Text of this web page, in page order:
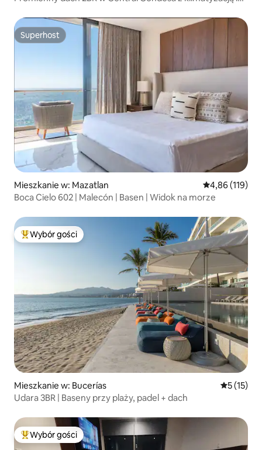
Superhost
Superhost
Mieszkanie w: Mazatlan Średnia
4,86 (119)
Boca Cielo 602 | Malecón | Basen | Widok na morze
Najpopularniejsze z kategorii Wybór gości
Wybór gości
Mieszkanie w: Bucerías Średnia
5 (15)
Udara 3BR | Baseny przy plaży, padel + dach
Najpopularniejsze z kategorii Wybór gości
Wybór gości